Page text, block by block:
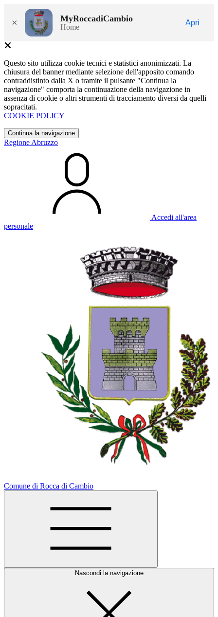
× MyRoccadiCambio
Home
Apri
Questo sito utilizza cookie tecnici e statistici anonimizzati. La
chiusura del banner mediante selezione dell'apposito comando
contraddistinto dalla X o tramite il pulsante "Continua la
navigazione" comporta la continuazione della navigazione in
assenza di cookie o altri strumenti di tracciamento diversi da quelli
sopracitati.
COOKIE POLICY
Continua la navigazione
Regione Abruzzo
Accedi all'area
personale
Comune di Rocca di Cambio
Nascondi la navigazione